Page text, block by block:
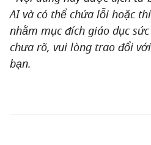
AI và có thể chứa lỗi hoặc
nhằm mục đích giáo dục
chưa rõ, vui lòng trao đổi
bạn.